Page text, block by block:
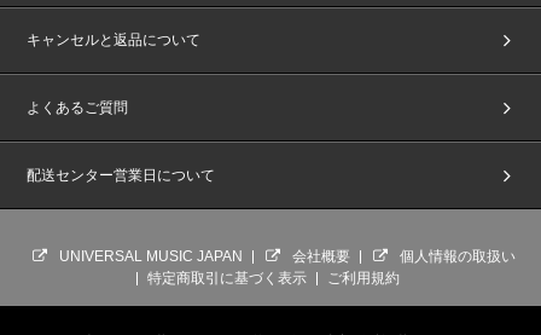
キャンセルと返品について
よくあるご質問
配送センター営業日について
UNIVERSAL MUSIC JAPAN 会社概要
個人情報の取扱い
特定商取引に基づく表示
ご利用規約